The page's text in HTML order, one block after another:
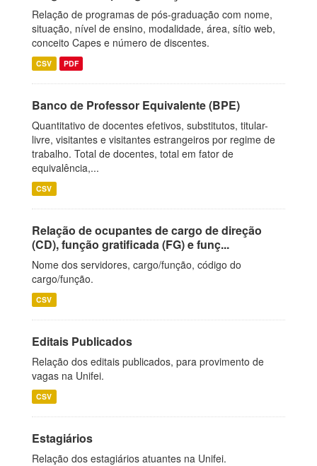
Relação de programas de pós-graduação com nome,
situação, nível de ensino, modalidade, área, sítio web,
conceito Capes e número de discentes.
CSV PDF
Banco de Professor Equivalente (BPE)
Quantitativo de docentes efetivos, substitutos, titular-
livre, visitantes e visitantes estrangeiros por regime de
trabalho. Total de docentes, total em fator de
equivalência,...
CSV
Relação de ocupantes de cargo de direção
(CD), função gratificada (FG) e funç...
Nome dos servidores, cargo/função, código do
cargo/função.
CSV
Editais Publicados
Relação dos editais publicados, para provimento de
vagas na Unifei.
CSV
Estagiários
Relação dos estagiários atuantes na Unifei.